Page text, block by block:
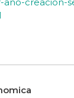
creacion-